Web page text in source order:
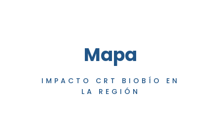
Mapa
IMPACTO CRT BIOBÍO EN
LA REGIÓN